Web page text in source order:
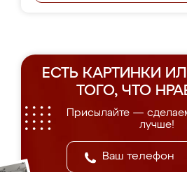
ЕСТЬ КАРТИНКИ
ТОГО, ЧТО
Присылайте —
лучше!